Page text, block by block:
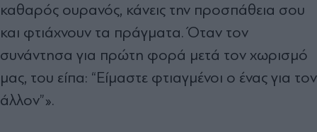
καθαρός ουρανός, κάνεις την προσπάθεια σου
και φτιάχνουν τα πράγματα. Όταν τον
συνάντησα για πρώτη φορά μετά τον χωρισμό
μας, του είπα: “Είμαστε φτιαγμένοι ο ένας για τον
άλλον”».